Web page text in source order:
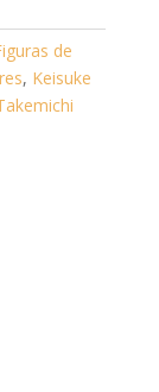
de
, Keisuke